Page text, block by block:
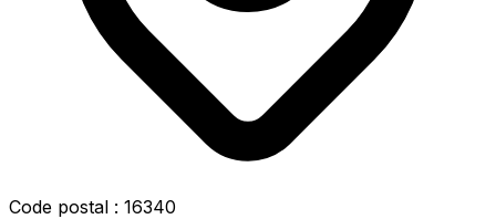
Code postal : 16340